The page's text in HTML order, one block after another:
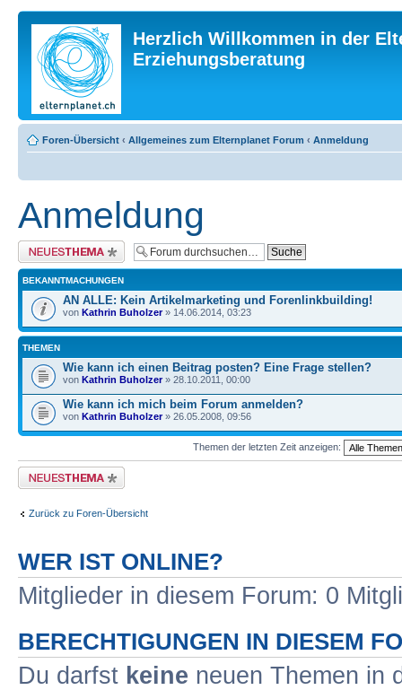
Herzlich Willkommen in der
Erziehungsberatung
Foren-Übersicht ‹ Allgemeines zum Elternplanet Forum ‹ Anmeldung
Anmeldung
Neues Thema erstellen
BEKANNTMACHUNGEN
AN ALLE: Kein Artikelmarketing und Forenlinkbuilding!
von Kathrin Buholzer» 14.06.2014, 03:23
THEMEN
Wie kann ich einen Beitrag posten? Eine Frage stellen?
von Kathrin Buholzer» 28.10.2011, 00:00
Wie kann ich mich beim Forum anmelden?
von Kathrin Buholzer» 26.05.2008, 09:56
Themen der letzten Zeit anzeigen:
Neues Thema erstellen
Zurück zu Foren-Übersicht
WER IST ONLINE?
Mitglieder in diesem Forum: 0
BERECHTIGUNGEN IN DIESEM
Du darfst keine neuen Themen in